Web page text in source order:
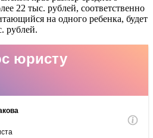
22 тыс. рублей, соответственно
на одного ребенка, будет
рублей.